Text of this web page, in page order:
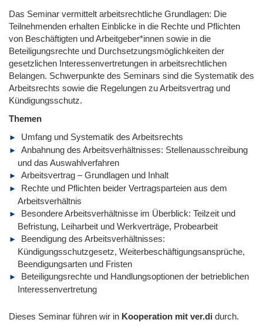
Das Seminar vermittelt arbeitsrechtliche Grundlagen: Die
Teilnehmenden erhalten Einblicke in die Rechte und Pflichten
von Beschäftigten und Arbeitgeber*innen sowie in die
Beteiligungsrechte und Durchsetzungsmöglichkeiten der
gesetzlichen Interessenvertretungen in arbeitsrechtlichen
Belangen. Schwerpunkte des Seminars sind die Systematik des
Arbeitsrechts sowie die Regelungen zu Arbeitsvertrag und
Kündigungsschutz.
Themen
Umfang und Systematik des Arbeitsrechts
Anbahnung des Arbeitsverhältnisses: Stellenausschreibung
und das Auswahlverfahren
Arbeitsvertrag – Grundlagen und Inhalt
Rechte und Pflichten beider Vertragsparteien aus dem
Arbeitsverhältnis
Besondere Arbeitsverhältnisse im Überblick: Teilzeit und
Befristung, Leiharbeit und Werkverträge, Probearbeit
Beendigung des Arbeitsverhältnisses:
Kündigungsschutzgesetz, Weiterbeschäftigungsansprüche,
Beendigungsarten und Fristen
Beteiligungsrechte und Handlungsoptionen der betrieblichen
Interessenvertretung
Dieses Seminar führen wir in Kooperation mit ver.di durch.